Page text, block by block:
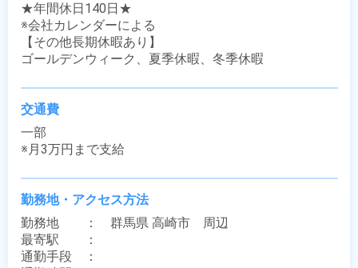
★年間休日140日★
※会社カレンダーによる
【その他長期休暇あり】
ゴールデンウィーク、夏季休暇、冬季休暇
交通費
一部
※月3万円まで支給
勤務地・アクセス方法
勤務地　　：　群馬県 高崎市　周辺
最寄駅　　：
通勤手段　：